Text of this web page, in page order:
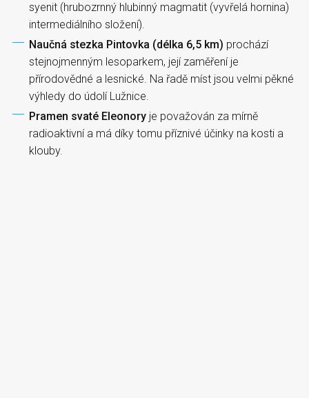
syenit (hrubozrnný hlubinný magmatit (vyvřelá hornina)
intermediálního složení).
Naučná stezka Pintovka (délka 6,5 km) prochází
stejnojmenným lesoparkem, její zaměření je
přírodovědné a lesnické. Na řadě míst jsou velmi pěkné
výhledy do údolí Lužnice.
Pramen svaté Eleonory je považován za mírně
radioaktivní a má díky tomu příznivé účinky na kosti a
klouby.